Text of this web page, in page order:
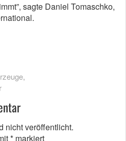
sagte Daniel Tomaschko,
,
nicht veröffentlicht.
* markiert